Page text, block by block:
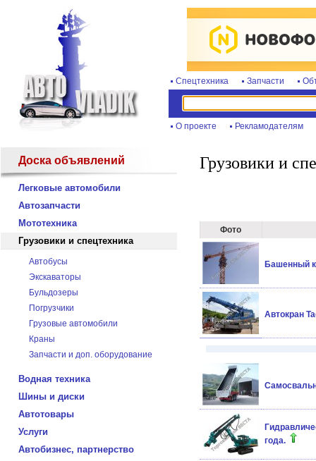
Спецтехника Запчасти
О проекте Рекламодателям
Доска объявлений
Легковые автомобили
Автозапчасти
Мототехника
Грузовики и спецтехника
Автобусы
Экскаваторы
Бульдозеры
Погрузчики
Грузовые автомобили
Краны
Запчасти и доп. оборудование
Водная техника
Шины и диски
Автотовары
Услуги
Автобизнес, партнерство
Грузовики и
Фото
Башенный
Автокран
года.